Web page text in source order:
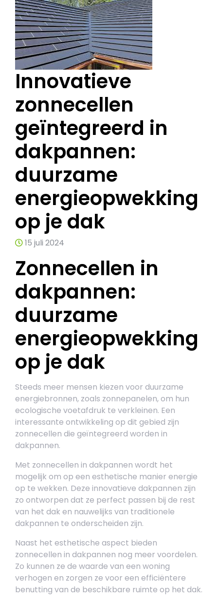
Innovatieve
zonnecellen
geïntegreerd in
dakpannen:
duurzame
energieopwekking
op je dak
15 juli 2024
Zonnecellen in
dakpannen:
duurzame
energieopwekking
op je dak
Steeds meer mensen kiezen voor duurzame
energiebronnen, zoals zonnepanelen, om hun
ecologische voetafdruk te verkleinen. Een
interessante ontwikkeling op dit gebied zijn
zonnecellen die geïntegreerd worden in
dakpannen.
Met zonnecellen in dakpannen wordt het
mogelijk om op een esthetische manier energie
op te wekken. Deze innovatieve dakpannen zijn
zo ontworpen dat ze perfect passen bij de rest
van het dak en nauwelijks van traditionele
dakpannen te onderscheiden zijn.
Naast het esthetische aspect bieden
zonnecellen in dakpannen nog meer voordelen.
Zo kunnen ze de waarde van een woning
verhogen en zorgen ze voor een efficiëntere
benutting van de beschikbare ruimte op het dak.